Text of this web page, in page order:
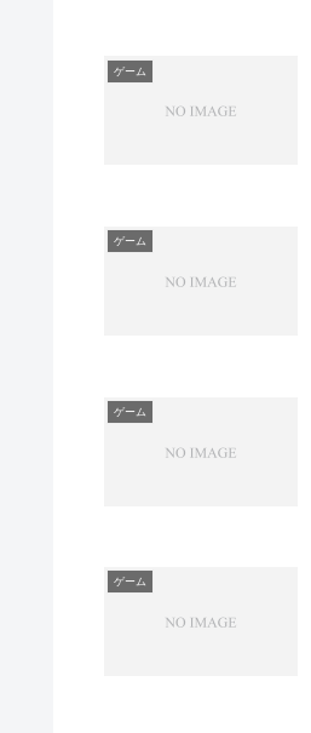
ゲーム
ゲーム
ゲーム
ゲーム